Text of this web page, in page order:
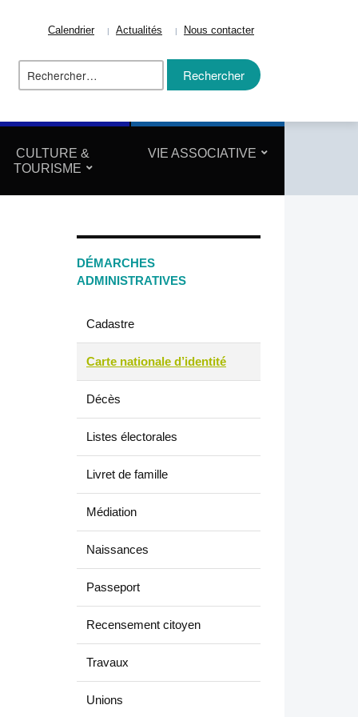
Calendrier Actualités Nous contacter
Rechercher :
CULTURE &
TOURISME
VIE ASSOCIATIVE
DÉMARCHES
ADMINISTRATIVES
Cadastre
Carte nationale d’identité
Décès
Listes électorales
Livret de famille
Médiation
Naissances
Passeport
Recensement citoyen
Travaux
Unions